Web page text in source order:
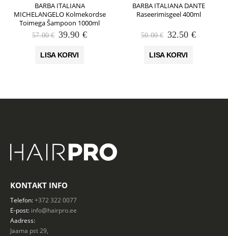
BARBA ITALIANA
MICHELANGELO Kolmekordse
Toimega Šampoon 1000ml
57.00€ Algne
oli:
39.90 €Praegune
LISA KORVI
BARBA ITALIANA DANTE
Raseerimisgeel 400ml
50.00€ Algne
oli:
32.50 €
LISA KORVI
KONTAKT INFO
Telefon:+372 322 0077
E-post: info@hairpro.ee
Aadress:
Jaama pst 29,